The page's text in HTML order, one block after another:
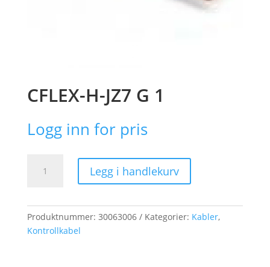
CFLEX-H-JZ7 G 1
Logg inn for pris
1
antall
Legg i handlekurv
Produktnummer: 30063006 Kategorier: Kabler,
Kontrollkabel